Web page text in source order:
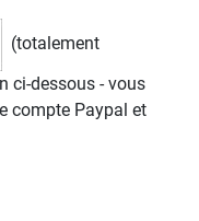
(totalement
ci-dessous - vous
compte Paypal et